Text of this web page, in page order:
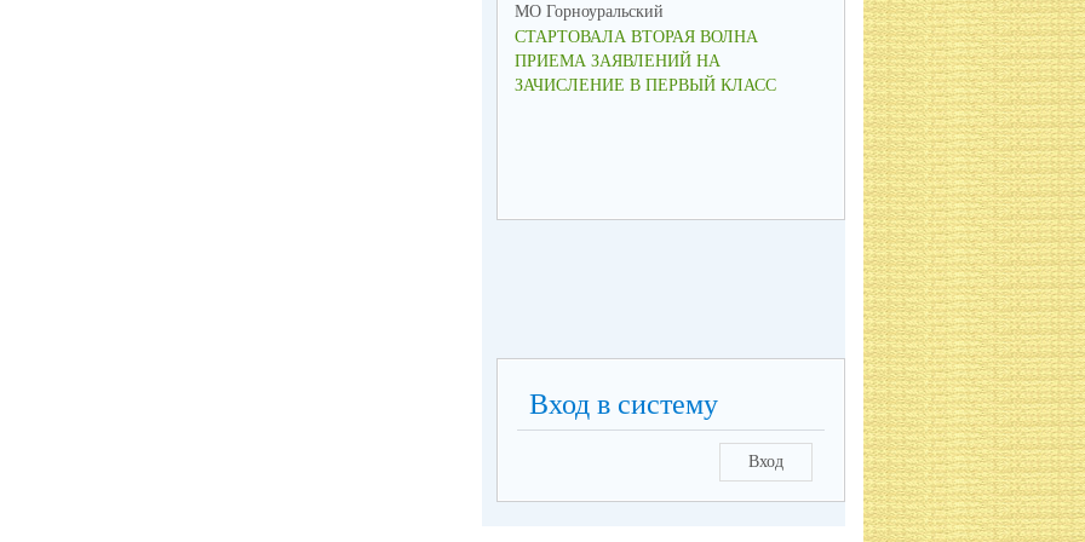
МО Горноуральский
СТАРТОВАЛА ВТОРАЯ ВОЛНА
ПРИЕМА ЗАЯВЛЕНИЙ НА
ЗАЧИСЛЕНИЕ В ПЕРВЫЙ КЛАСС
МО Горноуральский
ВОСПИТАНИЕ: МЫСЛИМ ПО-
НОВОМУ, ДЕЙСТВУЕМ
Вход в систему
Вход